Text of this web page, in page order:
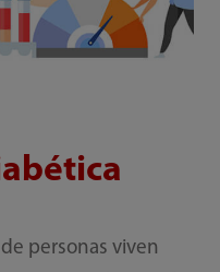
personas viven